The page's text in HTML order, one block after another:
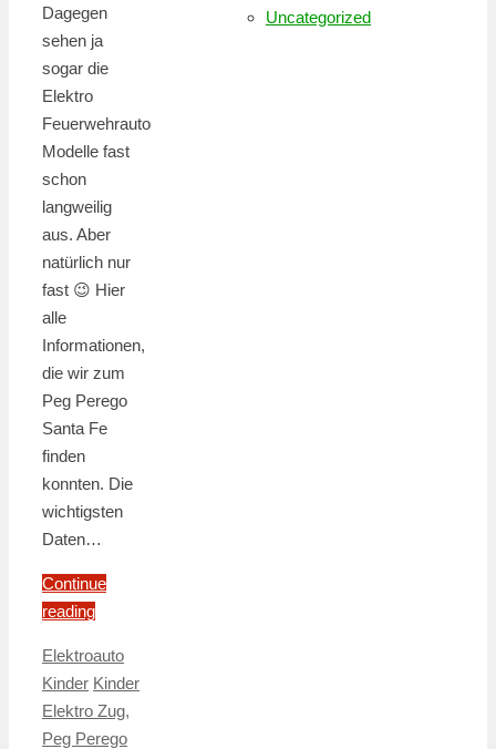
Dagegen
sehen ja
sogar die
Elektro
Feuerwehrauto
Modelle fast
schon
langweilig
aus. Aber
natürlich nur
fast 😉 Hier
alle
Informationen,
die wir zum
Peg Perego
Santa Fe
finden
konnten. Die
wichtigsten
Daten…
Continue
reading
Elektroauto
Kinder Kinder
Elektro Zug,
Peg Perego
Uncategorized